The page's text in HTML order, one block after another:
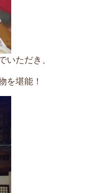
いただき、
を堪能！